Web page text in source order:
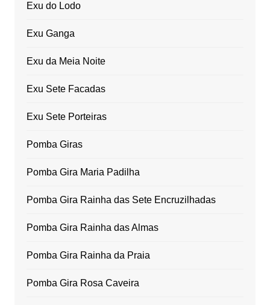
Exu do Lodo
Exu Ganga
Exu da Meia Noite
Exu Sete Facadas
Exu Sete Porteiras
Pomba Giras
Pomba Gira Maria Padilha
Pomba Gira Rainha das Sete Encruzilhadas
Pomba Gira Rainha das Almas
Pomba Gira Rainha da Praia
Pomba Gira Rosa Caveira